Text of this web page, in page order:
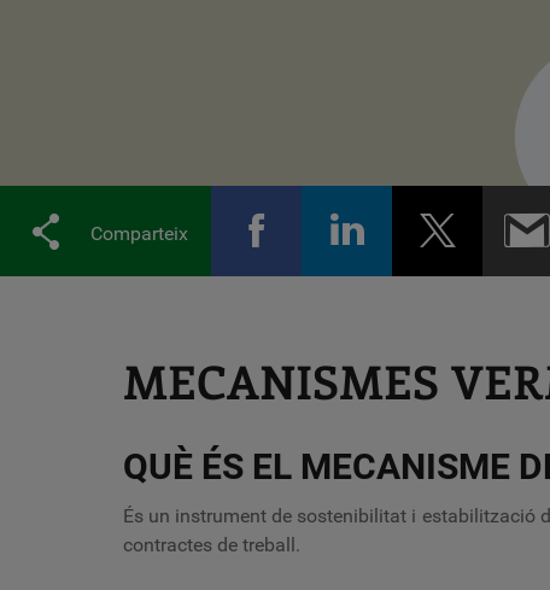
Comparteix
MECANISMES
QUÈ ÉS EL MECANISME
És un instrument de sostenibilitat i estabilització
contractes de treball.